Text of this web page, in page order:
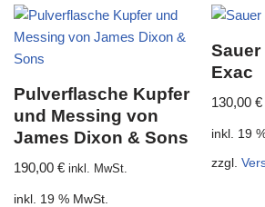
Pulverflasche Kupfer
und Messing von
James Dixon & Sons
190,00 € inkl. MwSt.
inkl. 19 % MwSt.
Exac
130,00€
inkl. 19
zzgl.